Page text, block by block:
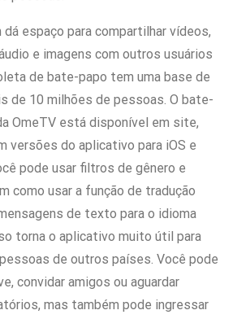
dá espaço para compartilhar vídeos,
e imagens com outros usuários
de bate-papo tem uma base de
de 10 milhões de pessoas. O bate-
OmeTV está disponível em site,
versões do aplicativo para iOS e
pode usar filtros de gênero e
como usar a função de tradução
de texto para o idioma
torna o aplicativo muito útil para
de outros países. Você pode
convidar amigos ou aguardar
mas também pode ingressar